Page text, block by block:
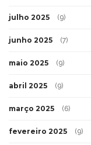
julho 2025 (9)
junho 2025 (7)
maio 2025 (9)
abril 2025 (9)
março 2025 (6)
fevereiro 2025 (9)